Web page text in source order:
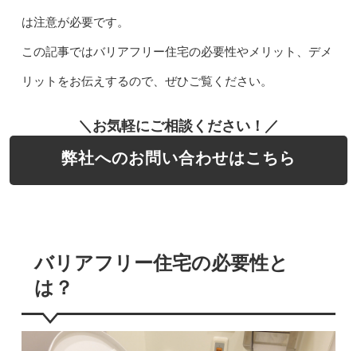
は注意が必要です。
この記事ではバリアフリー住宅の必要性やメリット、デメ
リットをお伝えするので、ぜひご覧ください。
＼お気軽にご相談ください！／
弊社へのお問い合わせはこちら
バリアフリー住宅の必要性と
は？